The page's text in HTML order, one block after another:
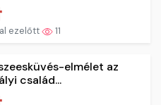
ezelőtt 11
elmélet az
család...